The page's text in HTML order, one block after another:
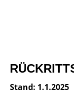
Stand: 1.1.2025